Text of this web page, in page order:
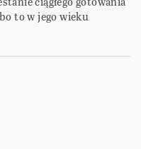
to w jego wieku